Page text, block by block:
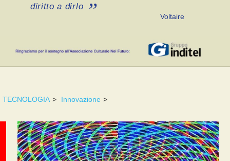
diritto a dirlo
Voltaire
TECNOLOGIA > Innovazione >